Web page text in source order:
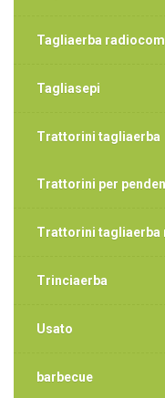
Tagliaerba
Tagliasepi
Trattorini tagliaerba
Trattorini per
Trattorini tagliaerba
Trinciaerba
Usato
barbecue